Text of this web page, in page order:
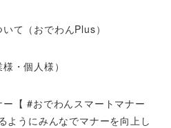
て（おでわんPlus）
・個人様）
【 #おでわんスマートマナー
ようにみんなでマナーを向上し